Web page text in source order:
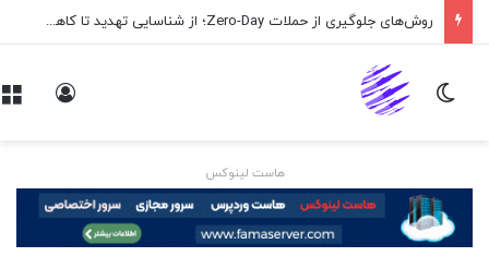
روش‌های جلوگیری از حملات Zero-Day؛ از شناسایی تهدید تا کاهش ریسک
تغییر پوسته
هاست لینوکس